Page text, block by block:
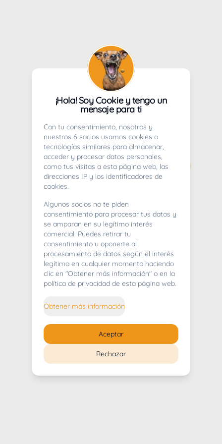
404
Whoops! Lo sentimos mucho.
¡Hola! Soy Cookie y tengo un
mensaje para ti
Con tu consentimiento, nosotros y
nuestros 6 socios usamos cookies o
tecnologías similares para almacenar,
acceder y procesar datos personales,
como tus visitas a esta página web, las
direcciones IP y los identificadores de
cookies.
Algunos socios no te piden
consentimiento para procesar tus datos y
se amparan en su legítimo interés
comercial. Puedes retirar tu
consentimiento u oponerte al
procesamiento de datos según el interés
legítimo en cualquier momento haciendo
clic en "Obtener más información" o en la
política de privacidad de esta página web.
Obtener más información
Rechazar
Aceptar